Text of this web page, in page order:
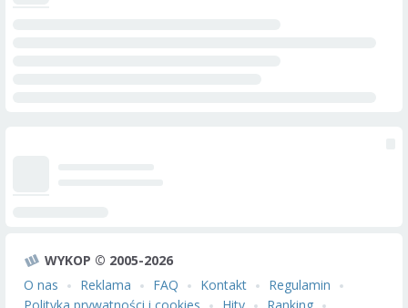
WYKOP © 2005-2026
O nas
Reklama FAQ Kontakt
Regulamin